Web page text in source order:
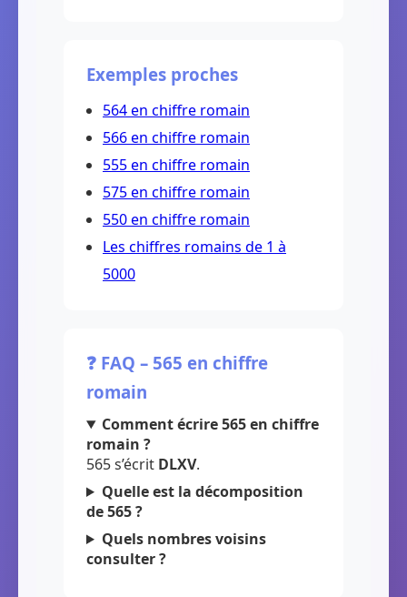
Exemples proches
564 en chiffre romain
566 en chiffre romain
555 en chiffre romain
575 en chiffre romain
550 en chiffre romain
Les chiffres romains de 1 à
5000
❓ FAQ – 565 en chiffre
romain
Comment écrire 565 en chiffre
romain ?
565 s’écrit DLXV.
Quelle est la décomposition
de 565 ?
Quels nombres voisins
consulter ?